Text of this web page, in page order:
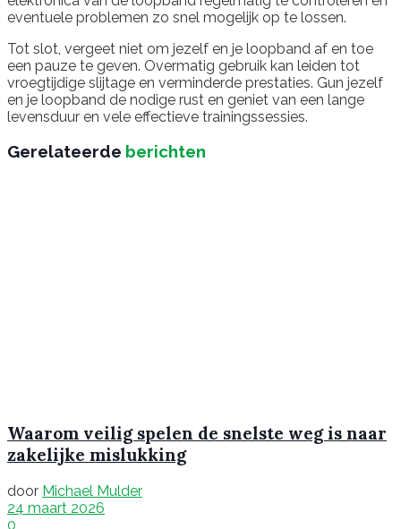
eventuele problemen zo snel mogelijk op te lossen.
Tot slot, vergeet niet om jezelf en je loopband af en toe
een pauze te geven. Overmatig gebruik kan leiden tot
vroegtijdige slijtage en verminderde prestaties. Gun jezelf
en je loopband de nodige rust en geniet van een lange
levensduur en vele effectieve trainingssessies.
Gerelateerde berichten
Waarom veilig spelen de snelste weg is naar
zakelijke mislukking
door Michael Mulder
24 maart 2026
0